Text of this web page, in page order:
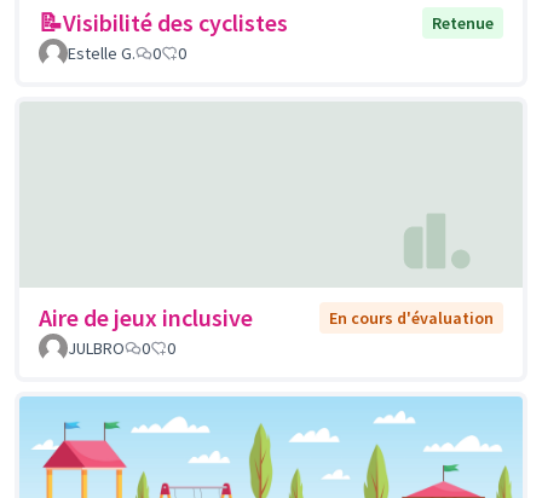
📝Visibilité des cyclistes
Retenue
Estelle G.
0 0
Aire de jeux inclusive
En cours d'évaluation
JULBRO
0 0